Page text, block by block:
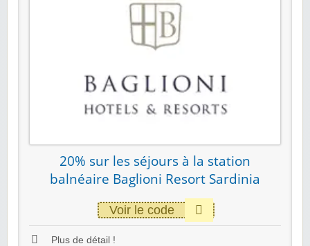
20% sur les séjours à la station
balnéaire Baglioni Resort Sardinia
Voir le code
Plus de détail !